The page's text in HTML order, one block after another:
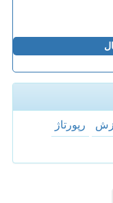
رپورتاژ